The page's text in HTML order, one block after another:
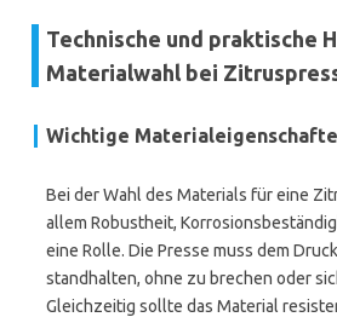
Technische und praktische
Materialwahl bei
Wichtige
Bei der Wahl des Materials für eine
allem Robustheit,
eine Rolle. Die Presse muss dem
standhalten, ohne zu brechen oder
Gleichzeitig sollte das Material